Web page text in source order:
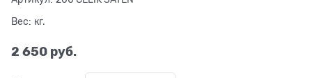
Вес: кг.
2 650 руб.